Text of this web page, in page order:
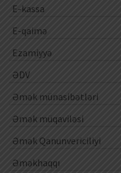
E-kassa
E-qaimə
Ezamiyyə
ƏDV
Əmək münasibətləri
Əmək müqaviləsi
Əmək Qanunvericiliyi
Əməkhaqqı